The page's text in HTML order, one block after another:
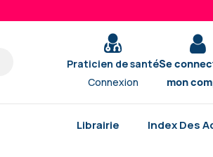
Praticien de santé
Connexion
Se
mon
Librairie Index Des